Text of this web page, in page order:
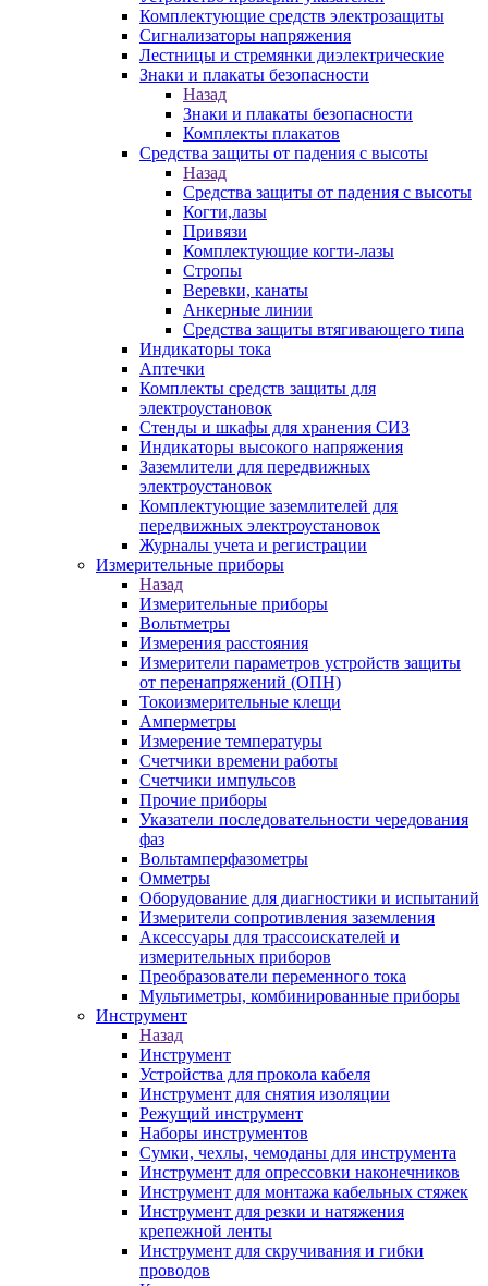
Комплектующие средств электрозащиты
Сигнализаторы напряжения
Лестницы и стремянки диэлектрические
Знаки и плакаты безопасности
Назад
Знаки и плакаты безопасности
Комплекты плакатов
Средства защиты от падения с высоты
Назад
Средства защиты от падения с высоты
Когти,лазы
Привязи
Комплектующие когти-лазы
Стропы
Веревки, канаты
Анкерные линии
Средства защиты втягивающего типа
Индикаторы тока
Аптечки
Комплекты средств защиты для
электроустановок
Стенды и шкафы для хранения СИЗ
Индикаторы высокого напряжения
Заземлители для передвижных
электроустановок
Комплектующие заземлителей для
передвижных электроустановок
Журналы учета и регистрации
Измерительные приборы
Назад
Измерительные приборы
Вольтметры
Измерения расстояния
Измерители параметров устройств защиты
от перенапряжений (ОПН)
Токоизмерительные клещи
Амперметры
Измерение температуры
Счетчики времени работы
Счетчики импульсов
Прочие приборы
Указатели последовательности чередования
фаз
Вольтамперфазометры
Омметры
Оборудование для диагностики и испытаний
Измерители сопротивления заземления
Аксессуары для трассоискателей и
измерительных приборов
Преобразователи переменного тока
Мультиметры, комбинированные приборы
Инструмент
Назад
Инструмент
Устройства для прокола кабеля
Инструмент для снятия изоляции
Режущий инструмент
Наборы инструментов
Сумки, чехлы, чемоданы для инструмента
Инструмент для опрессовки наконечников
Инструмент для монтажа кабельных стяжек
Инструмент для резки и натяжения
крепежной ленты
Инструмент для скручивания и гибки
проводов